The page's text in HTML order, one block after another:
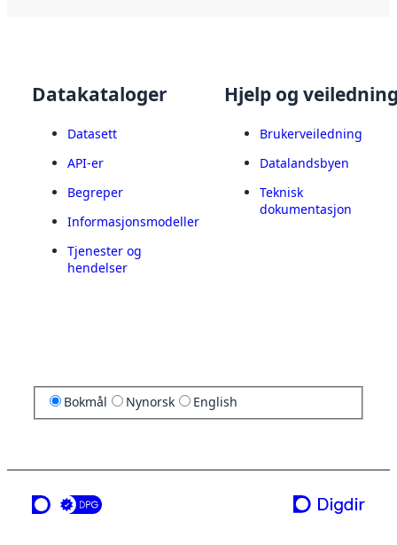
Datakataloger
Datasett
API-er
Begreper
Informasjonsmodeller
Tjenester og
hendelser
Hjelp og
Brukerveiledning
Datalandsbyen
Teknisk
dokumentasjon
Bokmål Nynorsk English